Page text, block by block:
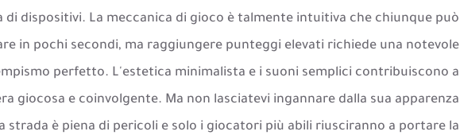
di dispositivi. La meccanica di gioco è talmente intuitiva che chiunque può
in pochi secondi, ma raggiungere punteggi elevati richiede una notevole
perfetto. L'estetica minimalista e i suoni semplici contribuiscono a
giocosa e coinvolgente. Ma non lasciatevi ingannare dalla sua apparenza
strada è piena di pericoli e solo i giocatori più abili riusciranno a portare la